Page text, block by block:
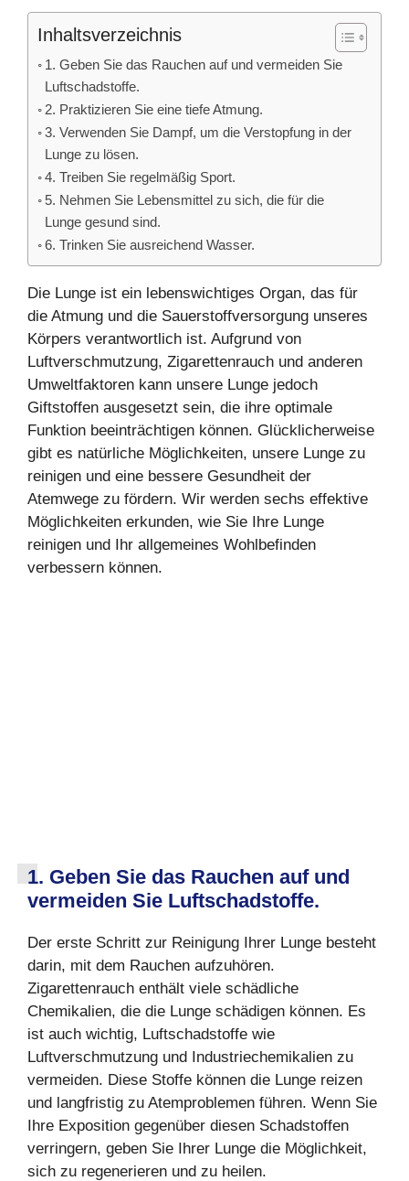
Inhaltsverzeichnis
1. Geben Sie das Rauchen auf und vermeiden Sie
Luftschadstoffe.
2. Praktizieren Sie eine tiefe Atmung.
3. Verwenden Sie Dampf, um die Verstopfung in der
Lunge zu lösen.
4. Treiben Sie regelmäßig Sport.
5. Nehmen Sie Lebensmittel zu sich, die für die
Lunge gesund sind.
6. Trinken Sie ausreichend Wasser.
Die Lunge ist ein lebenswichtiges Organ, das für
die Atmung und die Sauerstoffversorgung unseres
Körpers verantwortlich ist. Aufgrund von
Luftverschmutzung, Zigarettenrauch und anderen
Umweltfaktoren kann unsere Lunge jedoch
Giftstoffen ausgesetzt sein, die ihre optimale
Funktion beeinträchtigen können. Glücklicherweise
gibt es natürliche Möglichkeiten, unsere Lunge zu
reinigen und eine bessere Gesundheit der
Atemwege zu fördern. Wir werden sechs effektive
Möglichkeiten erkunden, wie Sie Ihre Lunge
reinigen und Ihr allgemeines Wohlbefinden
verbessern können.
1. Geben Sie das Rauchen auf und
vermeiden Sie Luftschadstoffe.
Der erste Schritt zur Reinigung Ihrer Lunge besteht
darin, mit dem Rauchen aufzuhören.
Zigarettenrauch enthält viele schädliche
Chemikalien, die die Lunge schädigen können. Es
ist auch wichtig, Luftschadstoffe wie
Luftverschmutzung und Industriechemikalien zu
vermeiden. Diese Stoffe können die Lunge reizen
und langfristig zu Atemproblemen führen. Wenn Sie
Ihre Exposition gegenüber diesen Schadstoffen
verringern, geben Sie Ihrer Lunge die Möglichkeit,
sich zu regenerieren und zu heilen.